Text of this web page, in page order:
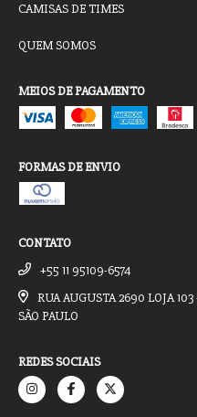
CAMISAS DE TIMES
QUEM SOMOS
MEIOS DE PAGAMENTO
FORMAS DE ENVIO
CONTATO
+55 11 95109-6574
RUA AUGUSTA 2690 LOJA
SÃO PAULO
REDES SOCIAIS